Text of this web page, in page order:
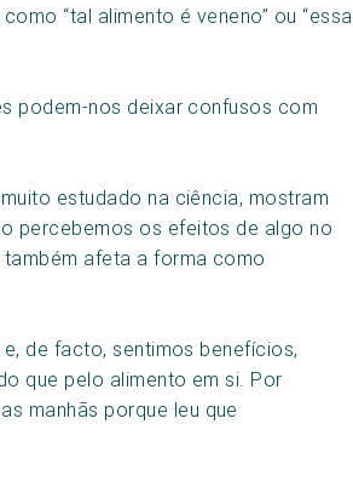
“tal alimento é veneno” ou “essa
podem-nos deixar confusos com
estudado na ciência, mostram
percebemos os efeitos de algo no
afeta a forma como
de facto, sentimos benefícios,
que pelo alimento em si. Por
manhãs porque leu que